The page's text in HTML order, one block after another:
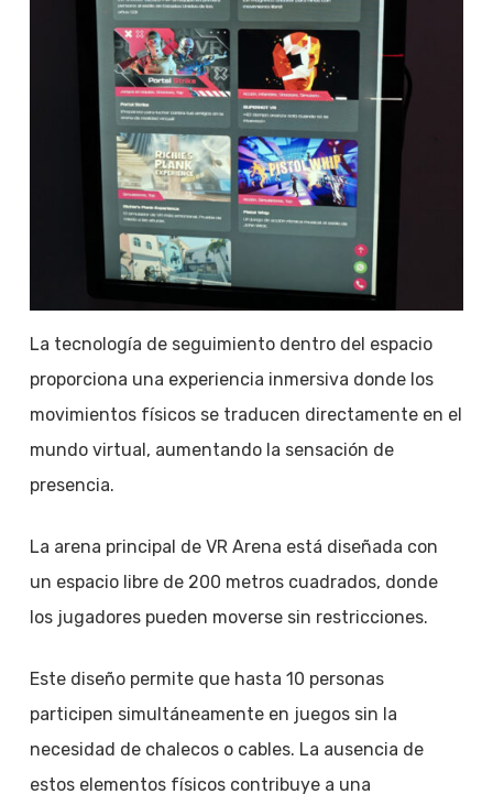
La tecnología de seguimiento dentro del espacio
proporciona una experiencia inmersiva donde los
movimientos físicos se traducen directamente en el
mundo virtual, aumentando la sensación de
presencia.
La arena principal de VR Arena está diseñada con
un espacio libre de 200 metros cuadrados, donde
los jugadores pueden moverse sin restricciones.
Este diseño permite que hasta 10 personas
participen simultáneamente en juegos sin la
necesidad de chalecos o cables. La ausencia de
estos elementos físicos contribuye a una